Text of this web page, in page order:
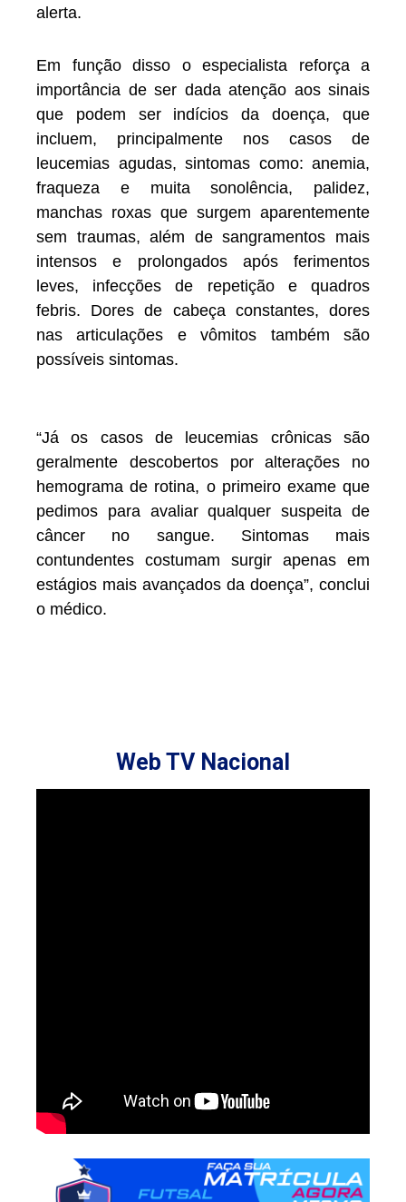
alerta.
Em função disso o especialista reforça a
importância de ser dada atenção aos sinais
que podem ser indícios da doença, que
incluem, principalmente nos casos de
leucemias agudas, sintomas como: anemia,
fraqueza e muita sonolência, palidez,
manchas roxas que surgem aparentemente
sem traumas, além de sangramentos mais
intensos e prolongados após ferimentos
leves, infecções de repetição e quadros
febris. Dores de cabeça constantes, dores
nas articulações e vômitos também são
possíveis sintomas.
“Já os casos de leucemias crônicas são
geralmente descobertos por alterações no
hemograma de rotina, o primeiro exame que
pedimos para avaliar qualquer suspeita de
câncer no sangue. Sintomas mais
contundentes costumam surgir apenas em
estágios mais avançados da doença”, conclui
o médico.
Web TV Nacional